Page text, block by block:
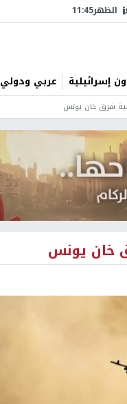
الظهر11:45
إسرائيلية عربي ودولي
شرق خان يونس
خان يونس